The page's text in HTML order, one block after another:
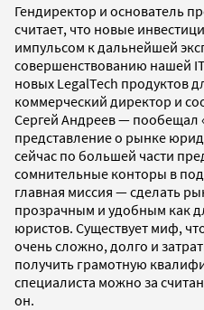
Гендиректор и основатель
считает, что новые
импульсом к дальнейшей
совершенствованию нашей
новых LegalTech продуктов
коммерческий директор и
Сергей Андреев — пообещал
представление о рынке
сейчас по большей части
сомнительные конторы в
главная миссия — сделать
прозрачным и удобным как
юристов. Существует миф,
очень сложно, долго и
получить грамотную
специалиста можно за
он.